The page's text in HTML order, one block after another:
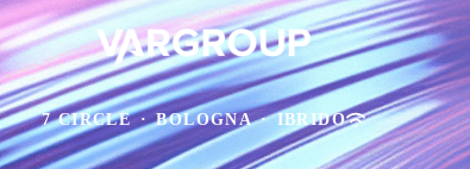
7 CIRCLE · BOLOGNA · IBRIDO